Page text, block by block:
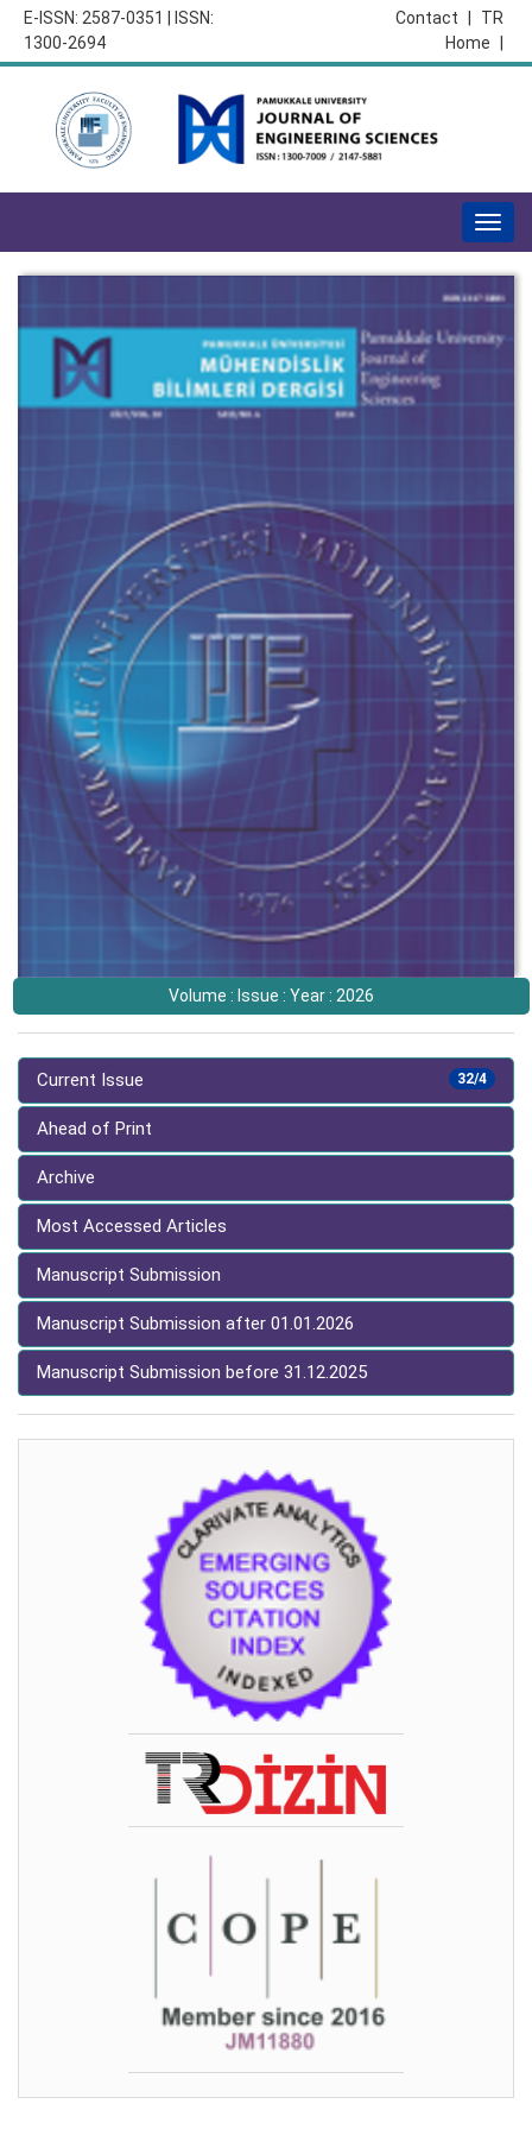
E-ISSN: 2587-0351 | ISSN:
1300-2694
TR
Contact
Home
Volume : Issue : Year : 2026
32/4
Current Issue
Ahead of Print
Archive
Most Accessed Articles
Manuscript Submission
Manuscript Submission after 01.01.2026
Manuscript Submission before 31.12.2025